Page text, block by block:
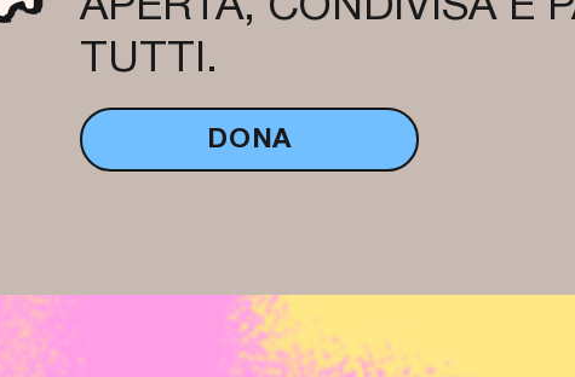
APERTA, CONDIVISA E
TUTTI.
DONA